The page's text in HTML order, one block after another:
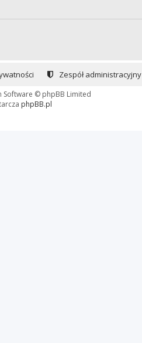
Zespół administracyjny
Software © phpBB Limited
phpBB.pl